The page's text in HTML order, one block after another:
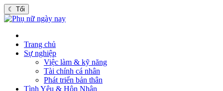
☾ Tối
Trang chủ
Sự nghiệp
Việc làm & kỹ năng
Tài chính cá nhân
Phát triển bản thân
Tình Yêu & Hôn Nhân